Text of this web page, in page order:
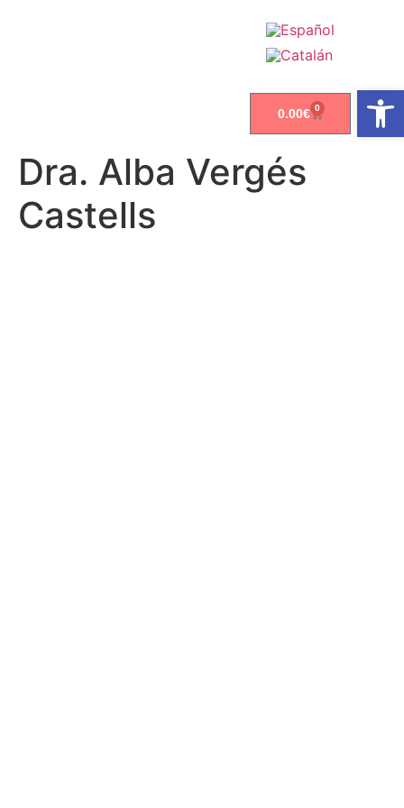
0.00€ 0
Dra. Alba Vergés
Castells
Abrir